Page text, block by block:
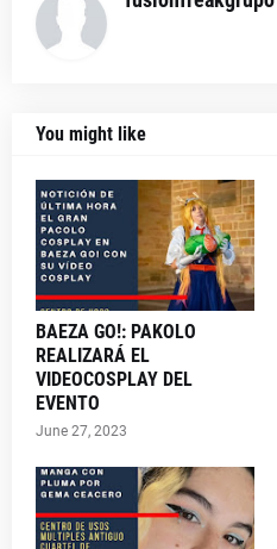
You might like
BAEZA GO!: PAKOLO
REALIZARÁ EL
VIDEOCOSPLAY DEL
EVENTO
June 27, 2023